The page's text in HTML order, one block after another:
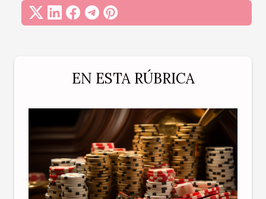
EN ESTA RÚBRICA